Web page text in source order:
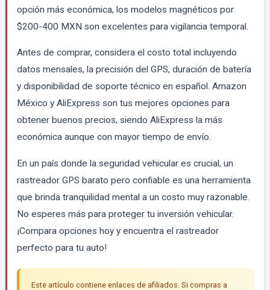
opción más económica, los modelos magnéticos por
$200-400 MXN son excelentes para vigilancia temporal.
Antes de comprar, considera el costo total incluyendo
datos mensales, la precisión del GPS, duración de batería
y disponibilidad de soporte técnico en español. Amazon
México y AliExpress son tus mejores opciones para
obtener buenos precios, siendo AliExpress la más
económica aunque con mayor tiempo de envío.
En un país donde la seguridad vehicular es crucial, un
rastreador GPS barato pero confiable es una herramienta
que brinda tranquilidad mental a un costo muy razonable.
No esperes más para proteger tu inversión vehicular.
¡Compara opciones hoy y encuentra el rastreador
perfecto para tu auto!
Este artículo contiene enlaces de afiliados. Si compras a